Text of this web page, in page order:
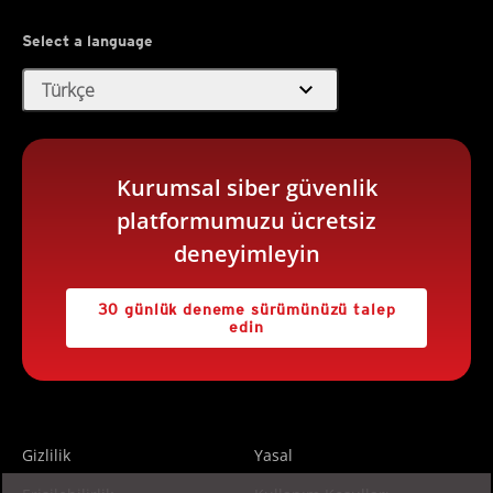
Select a language
Türkçe expand_more
Kurumsal siber güvenlik
platformumuzu ücretsiz
deneyimleyin
30 günlük deneme sürümünüzü talep
edin
Gizlilik
Yasal